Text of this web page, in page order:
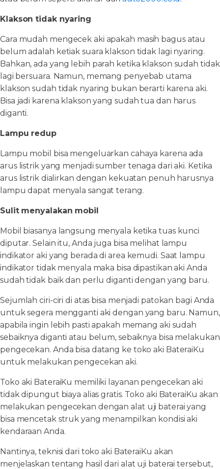
Klakson tidak nyaring
Cara mudah mengecek aki apakah masih bagus atau
belum adalah ketiak suara klakson tidak lagi nyaring.
Bahkan, ada yang lebih parah ketika klakson sudah tidak
lagi bersuara. Namun, memang penyebab utama
klakson sudah tidak nyaring bukan berarti karena aki.
Bisa jadi karena klakson yang sudah tua dan harus
diganti.
Lampu redup
Lampu mobil bisa mengeluarkan cahaya karena ada
arus listrik yang menjadi sumber tenaga dari aki. Ketika
arus listrik dialirkan dengan kekuatan penuh harusnya
lampu dapat menyala sangat terang.
Sulit menyalakan mobil
Mobil biasanya langsung menyala ketika tuas kunci
diputar. Selain itu, Anda juga bisa melihat lampu
indikator aki yang berada di area kemudi. Saat lampu
indikator tidak menyala maka bisa dipastikan aki Anda
sudah tidak baik dan perlu diganti dengan yang baru.
Sejumlah ciri-ciri di atas bisa menjadi patokan bagi Anda
untuk segera mengganti aki dengan yang baru. Namun,
apabila ingin lebih pasti apakah memang aki sudah
sebaiknya diganti atau belum, sebaiknya bisa melakukan
pengecekan. Anda bisa datang ke toko aki BateraiKu
untuk melakukan pengecekan aki.
Toko aki BateraiKu memiliki layanan pengecekan aki
tidak dipungut biaya alias gratis. Toko aki BateraiKu akan
melakukan pengecekan dengan alat uji baterai yang
bisa mencetak struk yang menampilkan kondisi aki
kendaraan Anda.
Nantinya, teknisi dari toko aki BateraiKu akan
menjelaskan tentang hasil dari alat uji baterai tersebut,